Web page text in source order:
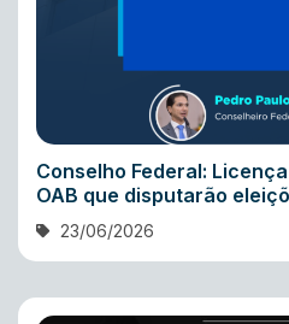
Conselho Federal:
OAB que disputarão
23/06/2026